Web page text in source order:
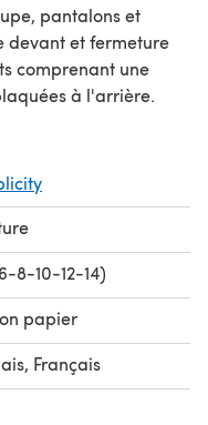
pantalons et
devant et fermeture
comprenant une
à l'arrière.
8-10-12-14)
papier
Français